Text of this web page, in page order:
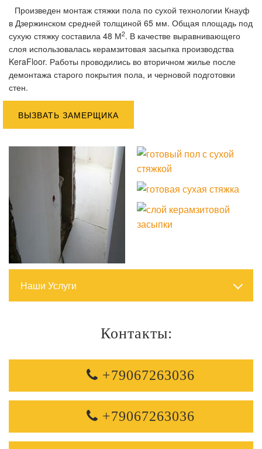
Произведен монтаж стяжки пола по сухой технологии Кнауф
в Дзержинском средней толщиной 65 мм. Общая площадь под
сухую стяжку составила 48 М2. В качестве выравнивающего
слоя использовалась керамзитовая засыпка производства
KeraFloor. Работы проводились во вторичном жилье после
демонтажа старого покрытия пола, и черновой подготовки
стен.
ВЫЗВАТЬ ЗАМЕРЩИКА
Наши Услуги
Контакты:
+79067263036
+79067263036